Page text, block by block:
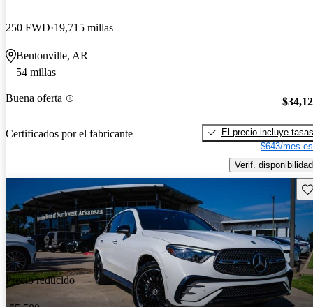
250 FWD 19,715 millas
Bentonville, AR
54 millas
Buena oferta
Certificados por el fabricante
El precio incluye tasas
$643/mes
Verif. disponibilidad
Precio reducido